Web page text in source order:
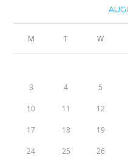
M T W
3 4 5
10 11 12
17 18 19
24 25 26